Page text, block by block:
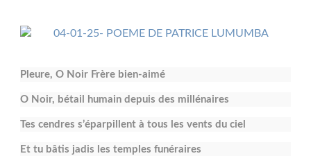
Pleure, O Noir Frère bien-aimé
O Noir, bétail humain depuis des millénaires
Tes cendres s’éparpillent à tous les vents du ciel
Et tu bâtis jadis les temples funéraires